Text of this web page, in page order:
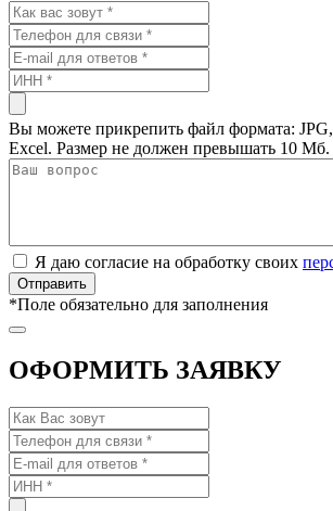
Вы можете прикрепить файл формата:
Excel. Размер не должен превышать 10 Мб.
Я даю согласие на обработку своих
*Поле обязательно для заполнения
ОФОРМИТЬ ЗАЯВКУ